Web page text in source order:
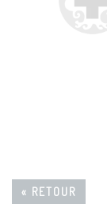
« RETOUR